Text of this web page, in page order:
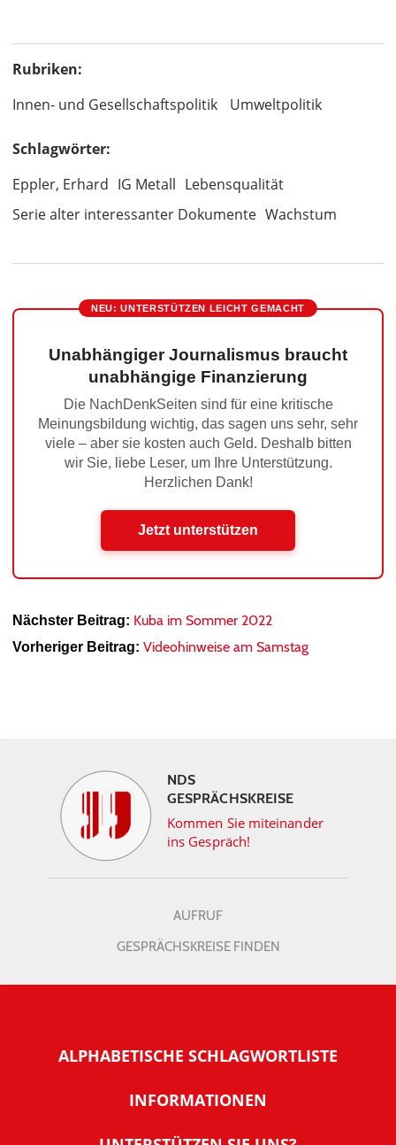
Rubriken:
Innen- und Gesellschaftspolitik
Umweltpolitik
Schlagwörter:
Eppler, Erhard IG Metall Lebensqualität
Serie alter interessanter Dokumente Wachstum
NEU: UNTERSTÜTZEN LEICHT GEMACHT
Unabhängiger Journalismus braucht
unabhängige Finanzierung
Die NachDenkSeiten sind für eine kritische
Meinungsbildung wichtig, das sagen uns sehr, sehr
viele – aber sie kosten auch Geld. Deshalb bitten
wir Sie, liebe Leser, um Ihre Unterstützung.
Herzlichen Dank!
Jetzt unterstützen
Nächster Beitrag: Kuba im Sommer 2022
Vorheriger Beitrag: Videohinweise am Samstag
NDS
GESPRÄCHSKREISE
Kommen Sie miteinander
ins Gespräch!
AUFRUF
GESPRÄCHSKREISE FINDEN
ALPHABETISCHE SCHLAGWORTLISTE
INFORMATIONEN
Warum NachDenkSeiten